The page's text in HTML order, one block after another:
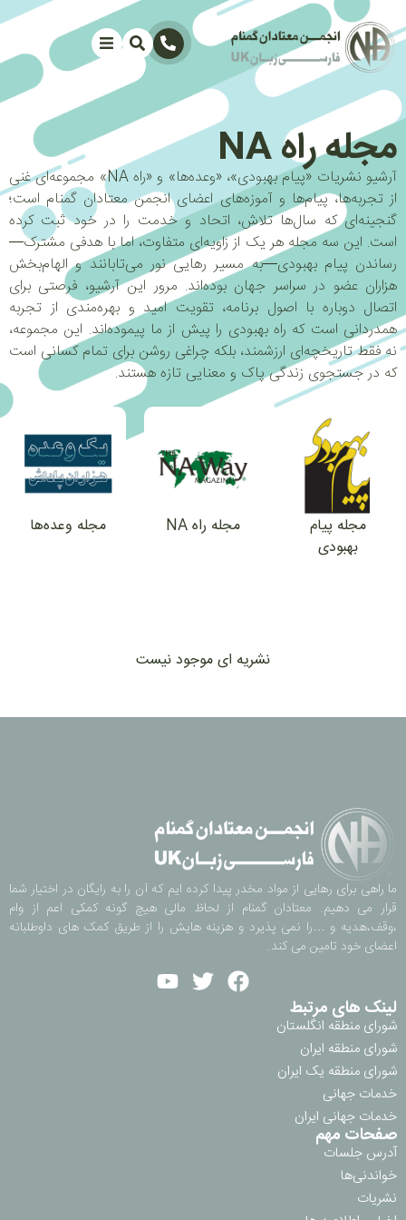
مجله راه NA
آرشیو نشریات «پیام بهبودی»، «وعده‌ها» و «راه NA» مجموعه‌ای غنی
از تجربه‌ها، پیام‌ها و آموزه‌های اعضای انجمن معتادان گمنام است؛
گنجینه‌ای که سال‌ها تلاش، اتحاد و خدمت را در خود ثبت کرده
است. این سه مجله هر یک از زاویه‌ای متفاوت، اما با هدفی مشترک—
رساندن پیام بهبودی—به مسیر رهایی نور می‌تابانند و الهام‌بخش
هزاران عضو در سراسر جهان بوده‌اند. مرور این آرشیو، فرصتی برای
اتصال دوباره با اصول برنامه، تقویت امید و بهره‌مندی از تجربه
همدردانی است که راه بهبودی را پیش از ما پیموده‌اند. این مجموعه،
نه فقط تاریخچه‌ای ارزشمند، بلکه چراغی روشن برای تمام کسانی است
که در جستجوی زندگی پاک و معنایی تازه هستند.
مجله پیام
بهبودی
مجله راه NA مجله وعده‌ها
نشریه ای موجود نیست
ما راهی برای رهایی از مواد مخدر پیدا کرده ایم که آن را به رایگان در اختیار شما
قرار می دهیم. معتادان گمنام از لحاظ مالی هیچ گونه کمکی اعم از وام
،وقف،هدیه و …را نمی پذیرد و هزینه هایش را از طریق کمک های داوطلبانه
اعضای خود تامین می کند.
لینک های مرتبط
شورای منطقه انگلستان
شورای منطقه ایران
شورای منطقه یک ایران
خدمات جهانی
خدمات جهانی ایران
صفحات مهم
آدرس جلسات
خواندنی‌ها
نشریات